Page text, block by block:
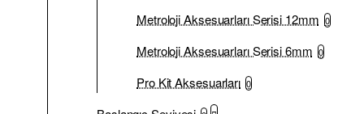
Metroloji Aksesuarları Serisi 12mm 0
Metroloji Aksesuarları Serisi 6mm 0
Pro Kit Aksesuarları 0